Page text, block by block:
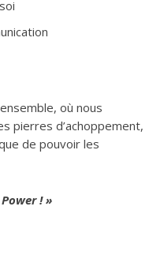
où nous
pierres d’achoppement,
de pouvoir les
! »